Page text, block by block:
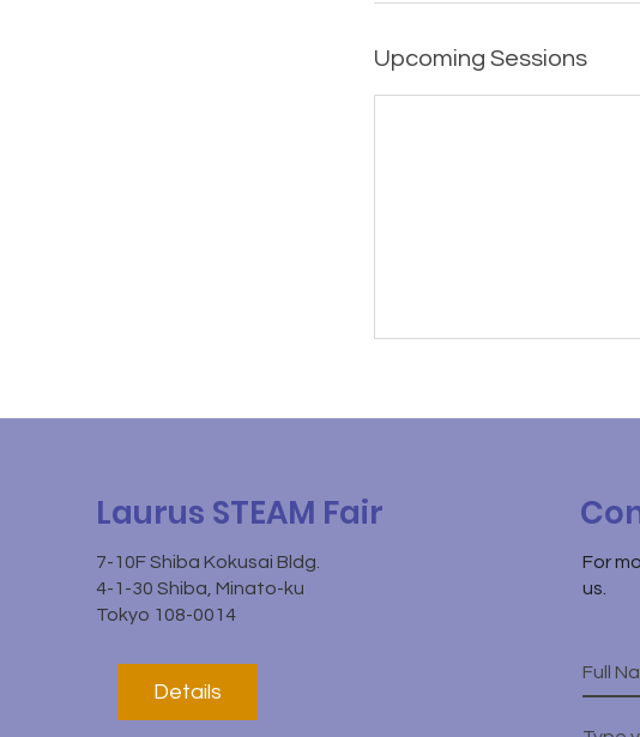
Upcoming Sessions
Laurus STEAM Fair
7-10F Shiba Kokusai Bldg.
4-1-30 Shiba, Minato-ku
Tokyo 108-0014
Details
For
us.